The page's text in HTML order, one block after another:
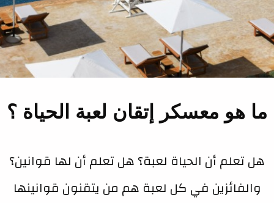
ما هو معسكر إتقان لعبة الحياة ؟
هل تعلم أن الحياة لعبة؟ هل تعلم أن لها قوانين؟
والفائزين في كل لعبة هم من يتقنون قوانينها